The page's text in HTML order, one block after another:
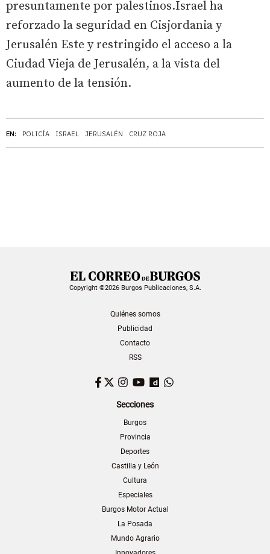
EN: POLICÍA ISRAEL JERUSALÉN CRUZ ROJA
presuntamente por palestinos.Israel ha
reforzado la seguridad en Cisjordania y
Jerusalén Este y restringido el acceso a la
Ciudad Vieja de Jerusalén, a la vista del
aumento de la tensión.
Copyright ©2026 Burgos Publicaciones, S.A.
Quiénes somos
Publicidad
Contacto
RSS
Facebook
TwitterInstagram
YouTubeDailymotion
Secciones
Burgos
Provincia
Deportes
Castilla y León
Cultura
Especiales
Burgos Motor Actual
La Posada
Mundo Agrario